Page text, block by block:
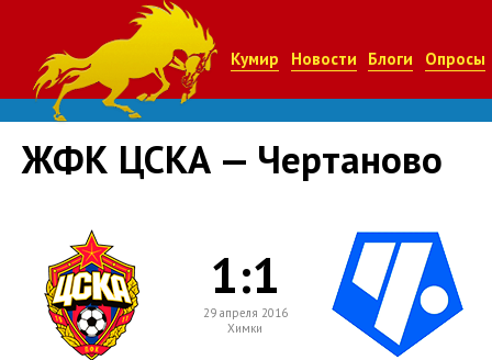
Кумир Новости Блоги Опросы
ЖФК ЦСКА — Чертаново
1:1
29 апреля 2016
Химки